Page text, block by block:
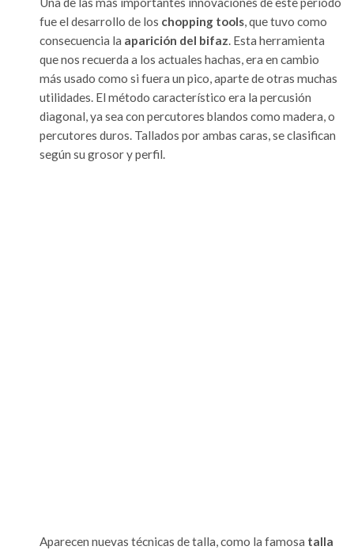
fue el desarrollo de los chopping tools, que tuvo como
consecuencia la aparición del bifaz. Esta herramienta
que nos recuerda a los actuales hachas, era en cambio
más usado como si fuera un pico, aparte de otras muchas
utilidades. El método característico era la percusión
diagonal, ya sea con percutores blandos como madera, o
percutores duros. Tallados por ambas caras, se clasifican
según su grosor y perfil.
Aparecen nuevas técnicas de talla, como la famosa talla